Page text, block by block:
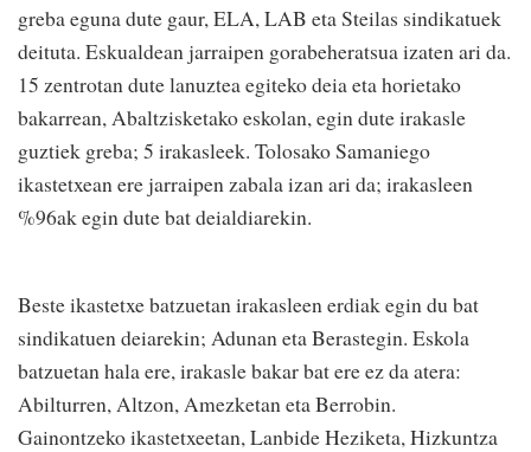
greba eguna dute gaur, ELA, LAB eta Steilas sindikatuek
deituta. Eskualdean jarraipen gorabeheratsua izaten ari da.
15 zentrotan dute lanuztea egiteko deia eta horietako
bakarrean, Abaltzisketako eskolan, egin dute irakasle
guztiek greba; 5 irakasleek. Tolosako Samaniego
ikastetxean ere jarraipen zabala izan ari da; irakasleen
%96ak egin dute bat deialdiarekin.
Beste ikastetxe batzuetan irakasleen erdiak egin du bat
sindikatuen deiarekin; Adunan eta Berastegin. Eskola
batzuetan hala ere, irakasle bakar bat ere ez da atera:
Abilturren, Altzon, Amezketan eta Berrobin.
Gainontzeko ikastetxeetan, Lanbide Heziketa, Hizkuntza